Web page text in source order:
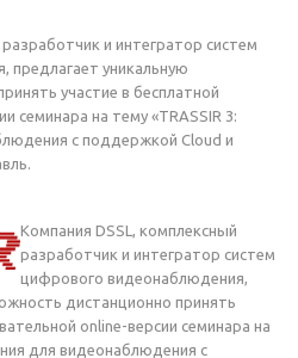
и интегратор систем
уникальную
участие в бесплатной
семинара на тему «TRASSIR 3:
с поддержкой Cloud и
Компания DSSL, комплексный
разработчик и интегратор систем
цифрового видеонаблюдения,
дистанционно принять
online-версии семинара на
для видеонаблюдения с